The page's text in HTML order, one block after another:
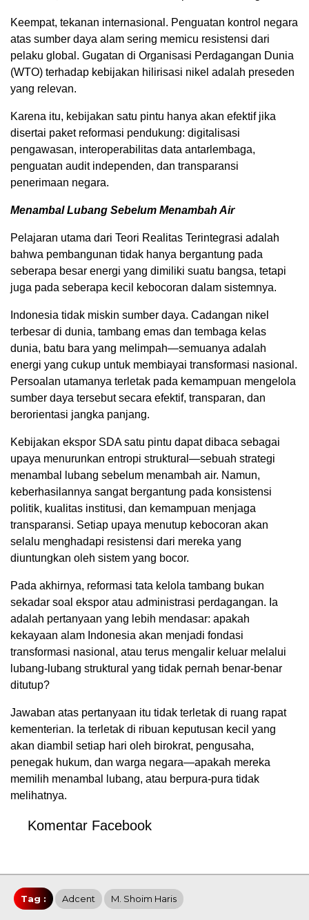
Keempat, tekanan internasional. Penguatan kontrol negara
atas sumber daya alam sering memicu resistensi dari
pelaku global. Gugatan di Organisasi Perdagangan Dunia
(WTO) terhadap kebijakan hilirisasi nikel adalah preseden
yang relevan.
Karena itu, kebijakan satu pintu hanya akan efektif jika
disertai paket reformasi pendukung: digitalisasi
pengawasan, interoperabilitas data antarlembaga,
penguatan audit independen, dan transparansi
penerimaan negara.
Menambal Lubang Sebelum Menambah Air
Pelajaran utama dari Teori Realitas Terintegrasi adalah
bahwa pembangunan tidak hanya bergantung pada
seberapa besar energi yang dimiliki suatu bangsa, tetapi
juga pada seberapa kecil kebocoran dalam sistemnya.
Indonesia tidak miskin sumber daya. Cadangan nikel
terbesar di dunia, tambang emas dan tembaga kelas
dunia, batu bara yang melimpah—semuanya adalah
energi yang cukup untuk membiayai transformasi nasional.
Persoalan utamanya terletak pada kemampuan mengelola
sumber daya tersebut secara efektif, transparan, dan
berorientasi jangka panjang.
Kebijakan ekspor SDA satu pintu dapat dibaca sebagai
upaya menurunkan entropi struktural—sebuah strategi
menambal lubang sebelum menambah air. Namun,
keberhasilannya sangat bergantung pada konsistensi
politik, kualitas institusi, dan kemampuan menjaga
transparansi. Setiap upaya menutup kebocoran akan
selalu menghadapi resistensi dari mereka yang
diuntungkan oleh sistem yang bocor.
Pada akhirnya, reformasi tata kelola tambang bukan
sekadar soal ekspor atau administrasi perdagangan. Ia
adalah pertanyaan yang lebih mendasar: apakah
kekayaan alam Indonesia akan menjadi fondasi
transformasi nasional, atau terus mengalir keluar melalui
lubang-lubang struktural yang tidak pernah benar-benar
ditutup?
Jawaban atas pertanyaan itu tidak terletak di ruang rapat
kementerian. Ia terletak di ribuan keputusan kecil yang
akan diambil setiap hari oleh birokrat, pengusaha,
penegak hukum, dan warga negara—apakah mereka
memilih menambal lubang, atau berpura-pura tidak
melihatnya.
Komentar Facebook
Tag : Adcent M. Shoim Haris